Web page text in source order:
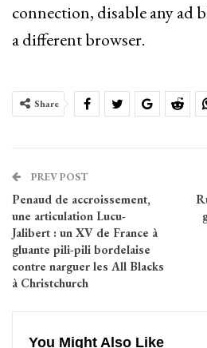
connection, disable any ad
a different browser.
Share
PREV POST
Penaud de accroissement,
une articulation Lucu-
Jalibert : un XV de France à
gluante pili-pili bordelaise
contre narguer les All Blacks
à Christchurch
You Might Also Like